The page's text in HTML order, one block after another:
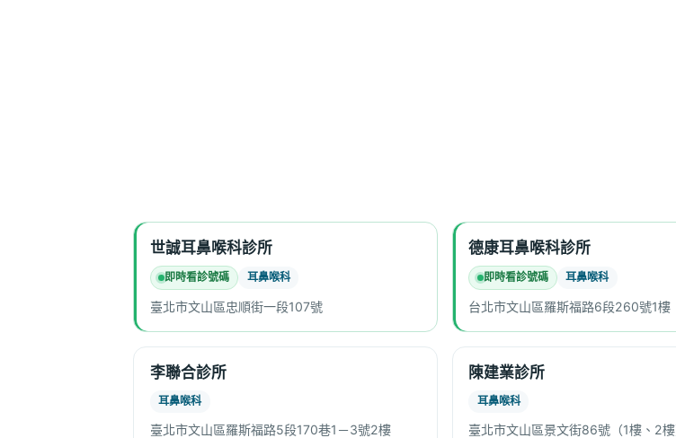
世誠耳鼻喉科診所
即時看診號碼 耳鼻喉科
臺北市文山區忠順街一段107號
德康耳鼻喉科診所
即時看診號碼 耳鼻喉科
台北市文山區羅斯福路6段260號1樓
李聯合診所
耳鼻喉科
臺北市文山區羅斯福路5段170巷1－3號2樓
陳建業診所
耳鼻喉科
臺北市文山區景文街86號（1樓、2